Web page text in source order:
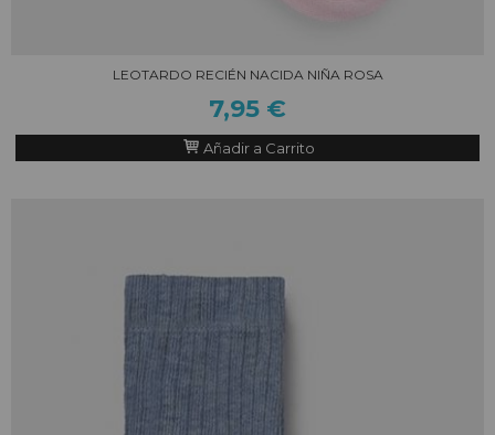
LEOTARDO RECIÉN NACIDA NIÑA ROSA
7,95 €
Añadir a Carrito